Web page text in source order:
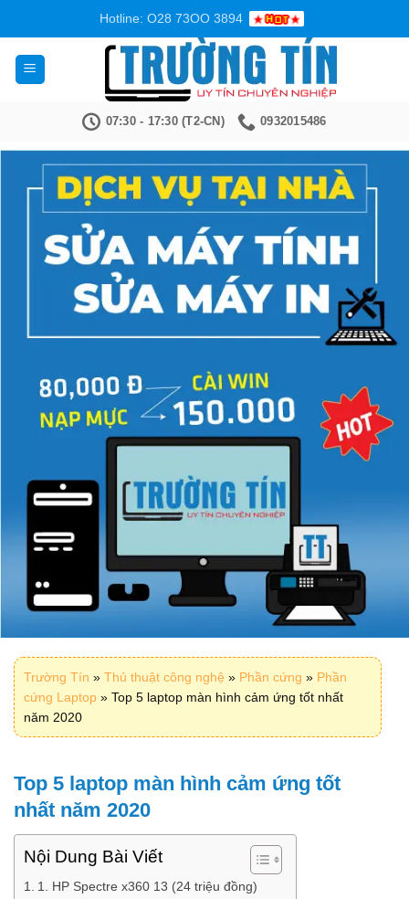
nội
dung
Hotline: O28 73OO 3894
07:30 - 17:30 (T2-CN) 0932015486
Trường Tín » Thủ thuật công nghệ » Phần cứng » Phần
cứng Laptop » Top 5 laptop màn hình cảm ứng tốt nhất
năm 2020
Top 5 laptop màn hình cảm ứng tốt
nhất năm 2020
Nội Dung Bài Viết
1. HP Spectre x360 13 (24 triệu đồng)